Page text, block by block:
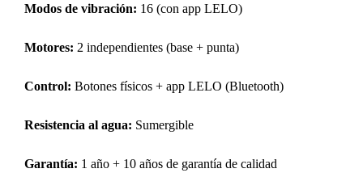
Modos de vibración: 16 (con app LELO)
Motores: 2 independientes (base + punta)
Control: Botones físicos + app LELO (Bluetooth)
Resistencia al agua: Sumergible
Garantía: 1 año + 10 años de garantía de calidad